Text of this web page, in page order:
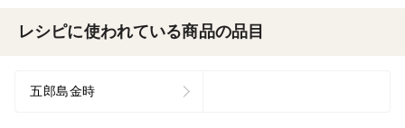
レシピに使われている商品の品目
五郎島金時